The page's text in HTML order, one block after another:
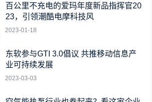
百公里不充电的爱玛年度新品指挥官20
23，引领潮酷电摩科技风
2023-01-18
东软参与GTI 3.0倡议 共推移动信息产
业可持续发展
2023-03-03